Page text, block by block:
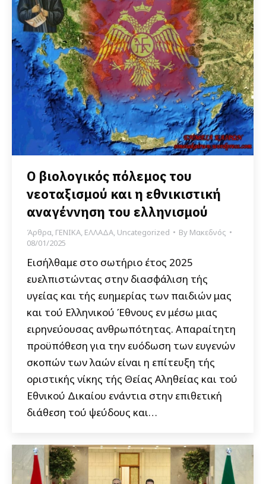
Ο βιολογικός πόλεμος του
νεοταξισμού και η εθνικιστική
αναγέννηση του ελληνισμού
Άρθρα, ΓΕΝΙΚΑ, ΕΛΛΑΔΑ, Uncategorized By Μακεδνός
08/01/2025
Εισήλθαμε στο σωτήριο έτος 2025
ευελπιστώντας στην διασφάλιση τής
υγείας και τής ευημερίας των παιδιών μας
και τού Ελληνικού Έθνους εν μέσω μιας
ειρηνεύουσας ανθρωπότητας. Απαραίτητη
προϋπόθεση για την ευόδωση των ευγενών
σκοπών των λαών είναι η επίτευξη τής
οριστικής νίκης τής Θείας Αληθείας και τού
Εθνικού Δικαίου ενάντια στην επιθετική
διάθεση τού ψεύδους και…